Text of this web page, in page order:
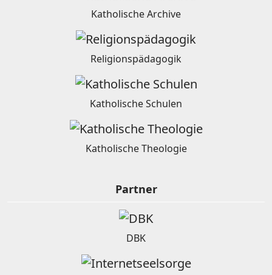
Katholische Archive
Religionspädagogik
Katholische Schulen
Katholische Theologie
Partner
DBK